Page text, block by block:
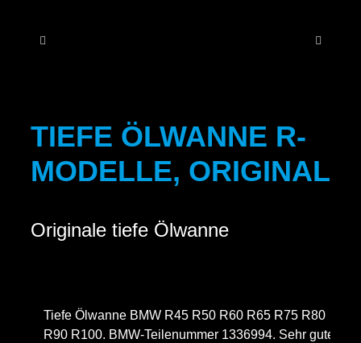
TIEFE ÖLWANNE R-
MODELLE, ORIGINAL
Originale tiefe Ölwanne
Tiefe Ölwanne BMW R45 R50 R60 R65 R75 R80
R90 R100. BMW-Teilenummer 1336994. Sehr guter